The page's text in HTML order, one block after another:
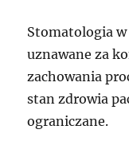
Stomatologia
uznawane za
zachowania
stan zdrowia
ograniczane.